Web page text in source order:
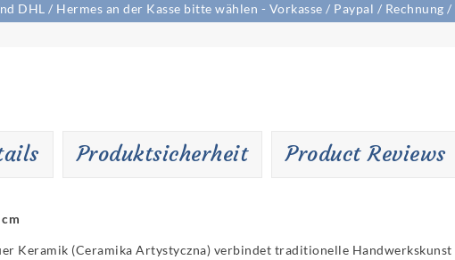
DHL / Hermes an der Kasse bitte wählen - Vorkasse / Paypal / Rechnung
Produktsicherheit Product Reviews
Keramik (Ceramika Artystyczna) verbindet traditionelle